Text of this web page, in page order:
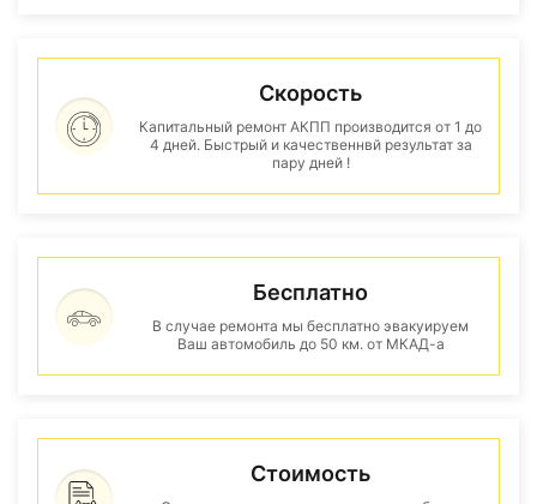
Скорость
Капитальный ремонт АКПП производится от 1 до
4 дней. Быстрый и качественнвй результат за
пару дней !
Бесплатно
В случае ремонта мы бесплатно эвакуируем
Ваш автомобиль до 50 км. от МКАД-а
Стоимость